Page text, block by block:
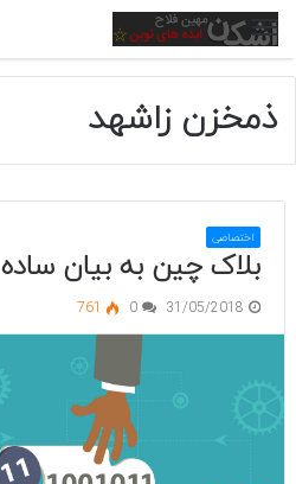
منو
ذمخزن زاشهد
اختصاصی
بلاک چین به بیان ساده
31/05/2018
0
761